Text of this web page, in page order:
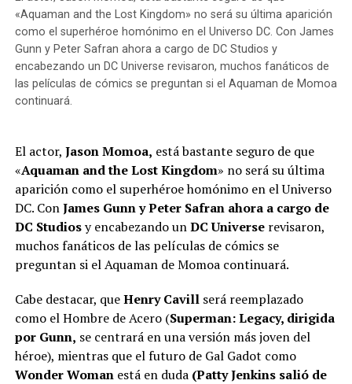
«Aquaman and the Lost Kingdom» no será su última aparición
como el superhéroe homónimo en el Universo DC. Con James
Gunn y Peter Safran ahora a cargo de DC Studios y
encabezando un DC Universe revisaron, muchos fanáticos de
las películas de cómics se preguntan si el Aquaman de Momoa
continuará.
El actor, Jason Momoa, está bastante seguro de que
«Aquaman and the Lost Kingdom» no será su última
aparición como el superhéroe homónimo en el Universo
DC. ConJames Gunn y Peter Safran ahora a cargo de
DC Studiosy encabezando unDC Universerevisaron,
muchos fanáticos de las películas de cómics se
preguntan si el Aquaman de Momoa continuará.
Cabe destacar, queHenry Cavillserá reemplazado
como el Hombre de Acero (Superman: Legacy, dirigida
por Gunn, se centrará en una versión más joven del
héroe), mientras que el futuro de Gal Gadot como
Wonder Womanestá en duda (Patty Jenkins salió de